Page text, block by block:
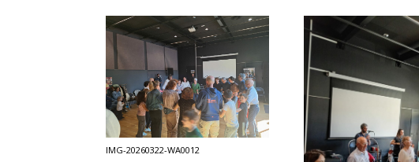
IMG-20260322-WA0012